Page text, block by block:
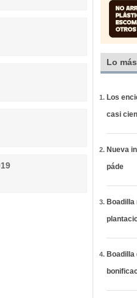
Lo
Los
casi
Nueva
páde
Boadilla